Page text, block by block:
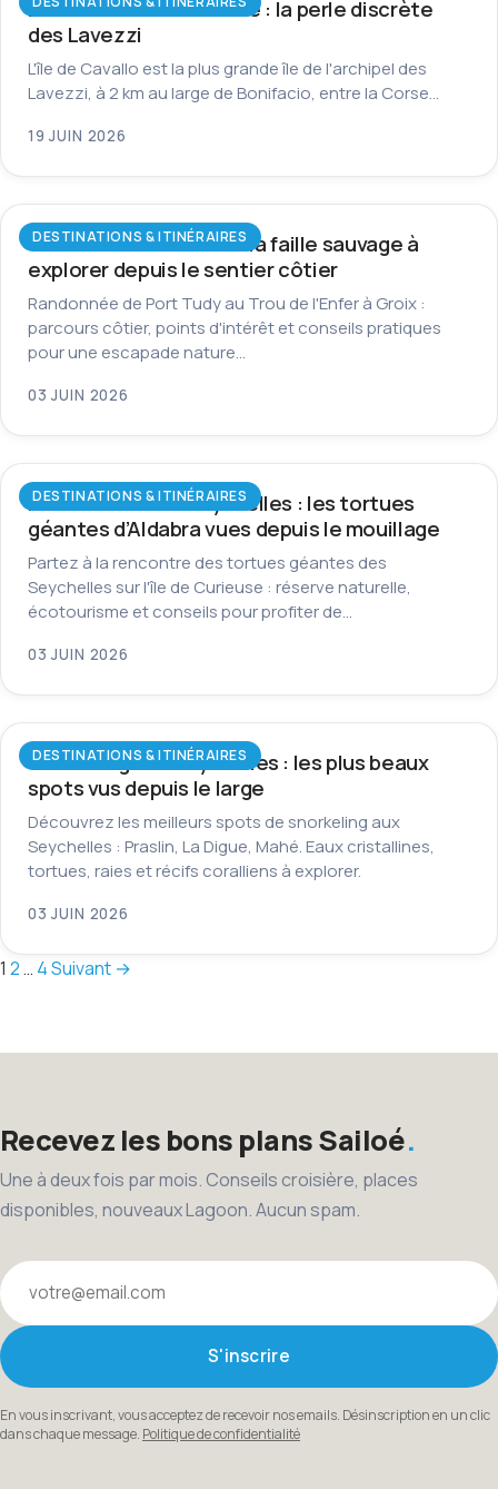
L’île de Cavallo en Corse : la perle discrète
des Lavezzi
L'île de Cavallo est la plus grande île de l'archipel des
Lavezzi, à 2 km au large de Bonifacio, entre la Corse…
19 JUIN 2026
DESTINATIONS & ITINÉRAIRES
Trou de l’Enfer à Groix : la faille sauvage à
explorer depuis le sentier côtier
Randonnée de Port Tudy au Trou de l'Enfer à Groix :
parcours côtier, points d'intérêt et conseils pratiques
pour une escapade nature…
03 JUIN 2026
DESTINATIONS & ITINÉRAIRES
Île Curieuse aux Seychelles : les tortues
géantes d’Aldabra vues depuis le mouillage
Partez à la rencontre des tortues géantes des
Seychelles sur l'île de Curieuse : réserve naturelle,
écotourisme et conseils pour profiter de…
03 JUIN 2026
DESTINATIONS & ITINÉRAIRES
Snorkeling aux Seychelles : les plus beaux
spots vus depuis le large
Découvrez les meilleurs spots de snorkeling aux
Seychelles : Praslin, La Digue, Mahé. Eaux cristallines,
tortues, raies et récifs coralliens à explorer.
03 JUIN 2026
Pagination
publications
1 2… 4Suivant →
Recevez les bons plans Sailoé
Une à deux fois par mois. Conseils croisière, places
disponibles, nouveaux Lagoon. Aucun spam.
Votre email
S'inscrire
En vous inscrivant, vous acceptez de recevoir nos emails. Désinscription en un clic
dans chaque message. Politique de confidentialité